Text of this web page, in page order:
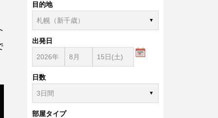
目的地
出発日
日数
部屋タイプ